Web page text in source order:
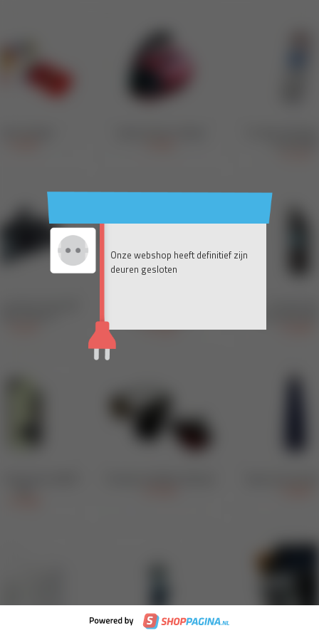
Onze webshop heeft definitief zijn
deuren gesloten